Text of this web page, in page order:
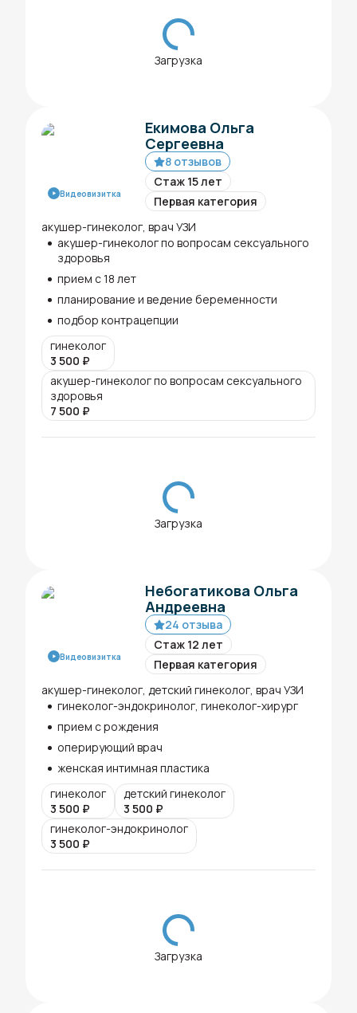
Загрузка
Видеовизитка
Екимова Ольга
Сергеевна
8 отзывов
Стаж 15 лет
Первая категория
акушер-гинеколог, врач УЗИ
акушер-гинеколог по вопросам сексуального
здоровья
прием с 18 лет
планирование и ведение беременности
подбор контрацепции
гинеколог
3 500 ₽
акушер-гинеколог по вопросам сексуального
здоровья
7 500 ₽
Загрузка
Видеовизитка
Небогатикова Ольга
Андреевна
24 отзыва
Стаж 12 лет
Первая категория
акушер-гинеколог, детский гинеколог, врач УЗИ
гинеколог-эндокринолог, гинеколог-хирург
прием с рождения
оперирующий врач
женская интимная пластика
гинеколог
3 500 ₽
детский гинеколог
3 500 ₽
гинеколог-эндокринолог
3 500 ₽
Загрузка